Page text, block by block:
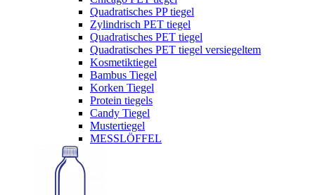
Quadratisches PP tiegel
Zylindrisch PET tiegel
Quadratisches PET tiegel
Quadratisches PET tiegel versiegeltem
Kosmetiktiegel
Bambus Tiegel
Korken Tiegel
Protein tiegels
Candy Tiegel
Mustertiegel
MESSLÖFFEL